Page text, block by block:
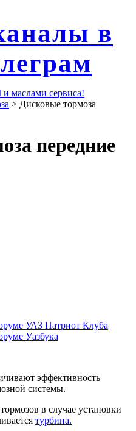
в
и маслами сервиса!
> Дисковые тормоза
передние
эффективность
системы.
в случае установки
турбина.